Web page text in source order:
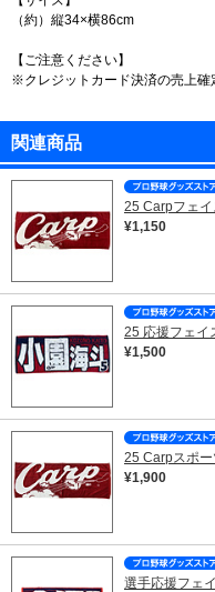
（約）縦34×横86cm
【ご注意ください】
※クレジットカード決済の売上確
関連商品
25 Carpフェイ
¥1,150
25 応援フェイ
¥1,500
25 Carpスポー
¥1,900
選手応援フェ